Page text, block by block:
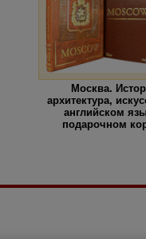
Москва.
архитектура,
английском
подарочном